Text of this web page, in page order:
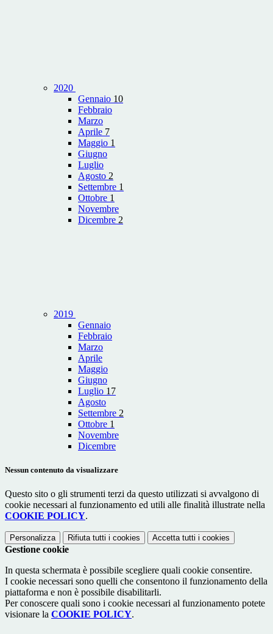
2020
Gennaio 10
Febbraio
Marzo
Aprile 7
Maggio 1
Giugno
Luglio
Agosto 2
Settembre 1
Ottobre 1
Novembre
Dicembre 2
2019
Gennaio
Febbraio
Marzo
Aprile
Maggio
Giugno
Luglio 17
Agosto
Settembre 2
Ottobre 1
Novembre
Dicembre
Nessun contenuto da visualizzare
Questo sito o gli strumenti terzi da questo utilizzati si avvalgono di
cookie necessari al funzionamento ed utili alle finalità illustrate nella
COOKIE POLICY.
Personalizza Rifiuta tutti i cookies Accetta tutti i cookies
Gestione cookie
In questa schermata è possibile scegliere quali cookie consentire.
I cookie necessari sono quelli che consentono il funzionamento della
piattaforma e non è possibile disabilitarli.
Per conoscere quali sono i cookie necessari al funzionamento potete
visionare la COOKIE POLICY.